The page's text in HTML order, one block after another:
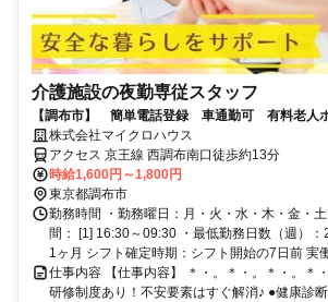
介護施設の夜勤専従スタッフ
【調布市】 簡単電話登録 車通勤可 有料老人
以上株式会社マイクロハウス
アクセス 京王線 西調布南口徒歩約13分
時給1,600円～1,800円
東京都調布市
勤務時間 ・勤務曜日：月・火・水・木・金・
間： [1] 16:30～09:30 ・最低勤務日数（週）：
1ヶ月 シフト確定時期：シフト開始の7日前 実
仕事内容 【仕事内容】 ＊・。＊・。＊・。＊
研修制度あり！不安要素はすぐ解消♪ ●健康診